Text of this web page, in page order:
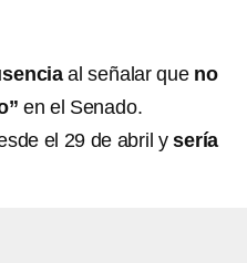
al señalar que no
en el Senado.
el 29 de abril ysería